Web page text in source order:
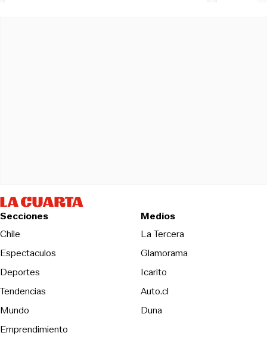
Secciones
Chile
Espectaculos
Deportes
Tendencias
Mundo
Emprendimiento
Medios
La TerceraOpens in new
Glamorama
Icarito
Auto.cl
DunaOpens in new window